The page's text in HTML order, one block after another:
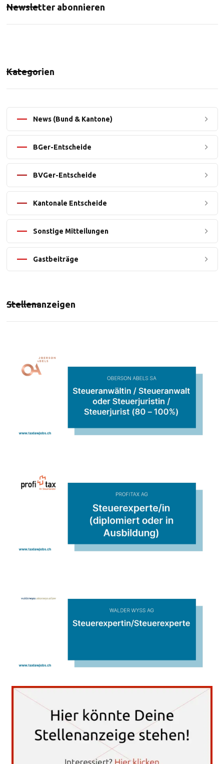
Newsletter abonnieren
Kategorien
News (Bund & Kantone)
BGer-Entscheide
BVGer-Entscheide
Kantonale Entscheide
Sonstige Mitteilungen
Gastbeiträge
Stellenanzeigen